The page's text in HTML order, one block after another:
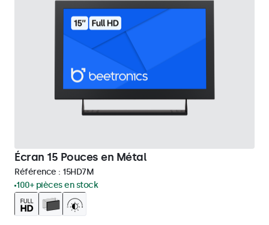
Écran 15 Pouces en Métal
Référence : 15HD7M
100+ pièces en stock